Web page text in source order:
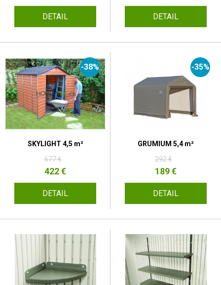
DETAIL DETAIL
-38%
SKYLIGHT 4,5 m²
677 €
422 €
DETAIL
-35%
GRUMIUM 5,4 m²
292 €
189 €
DETAIL